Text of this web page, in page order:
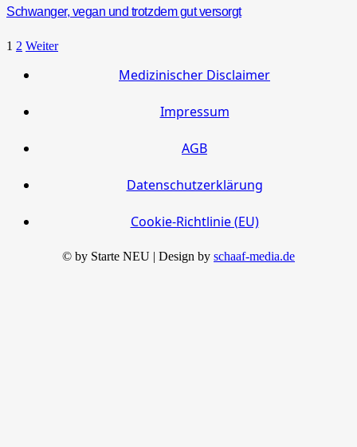
Schwanger, vegan und trotzdem gut versorgt
1 2 Weiter
Medizinischer Disclaimer
Impressum
AGB
Datenschutzerklärung
Cookie-Richtlinie (EU)
© by Starte NEU | Design by schaaf-media.de